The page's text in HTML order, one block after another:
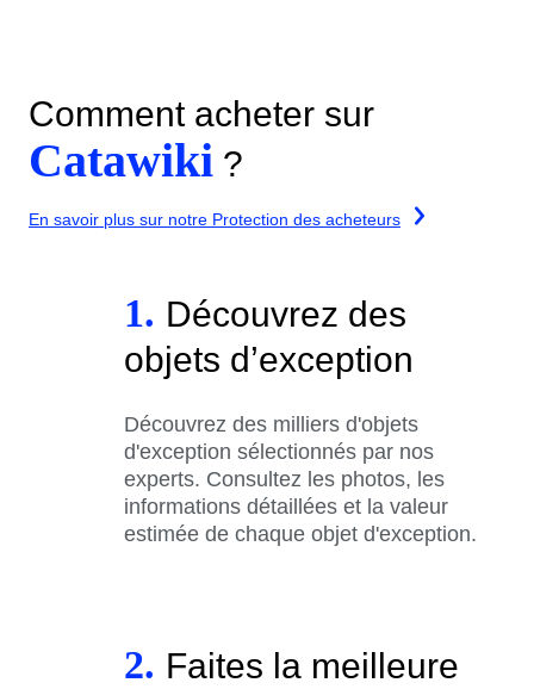
Comment acheter sur
Catawiki ?
En savoir plus sur notre Protection des acheteurs
1. Découvrez des
objets d’exception
Découvrez des milliers d'objets
d'exception sélectionnés par nos
experts. Consultez les photos, les
informations détaillées et la valeur
estimée de chaque objet d'exception.
2. Faites la meilleure